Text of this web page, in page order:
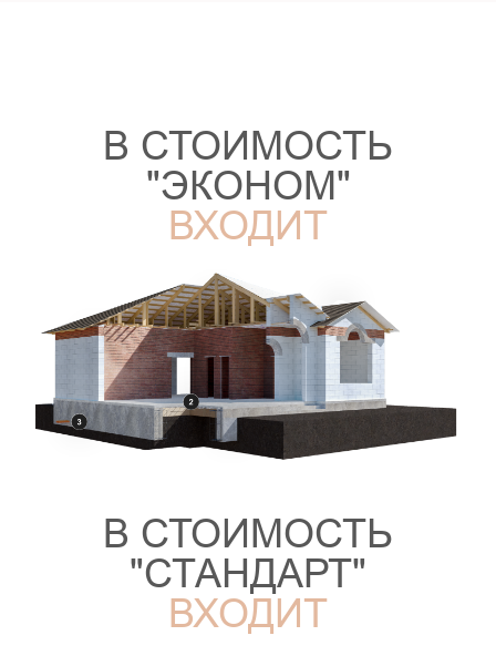
МЫ С УДОВОЛЬСТВИЕМ ВАС
ПРОКОНСУЛЬТИРУЕМ
ХОТИТЕ
УЗНАТЬ
ПОДРОБНЕЕ?
ВЛИЯНИЕ